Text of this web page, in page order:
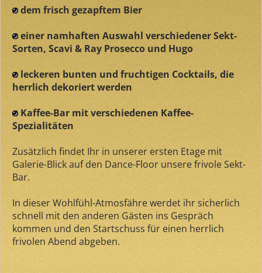
dem frisch gezapftem Bier
einer namhaften Auswahl verschiedener Sekt-
Sorten, Scavi & Ray Prosecco und Hugo
leckeren bunten und fruchtigen Cocktails, die
herrlich dekoriert werden
Kaffee-Bar mit verschiedenen Kaffee-
Spezialitäten
Zusätzlich findet Ihr in unserer ersten Etage mit
Galerie-Blick auf den Dance-Floor unsere frivole Sekt-
Bar.
In dieser Wohlfühl-Atmosfähre werdet ihr sicherlich
schnell mit den anderen Gästen ins Gespräch
kommen und den Startschuss für einen herrlich
frivolen Abend abgeben.